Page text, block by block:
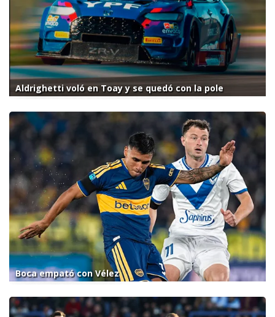
Aldrighetti voló en Toay y se quedó con la pole
Boca empató con Vélez